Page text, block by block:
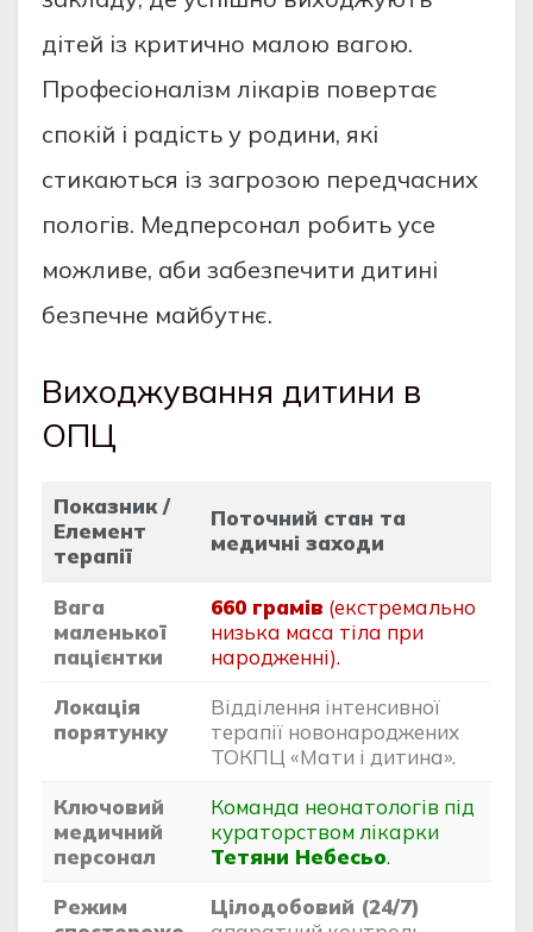
дітей із критично малою вагою.
Професіоналізм лікарів повертає
спокій і радість у родини, які
стикаються із загрозою передчасних
пологів. Медперсонал робить усе
можливе, аби забезпечити дитині
безпечне майбутнє.
Виходжування дитини в
ОПЦ
Показник /
Елемент
терапії
Поточний стан та
медичні заходи
Вага
маленької
пацієнтки
660 грамів (екстремально
низька маса тіла при
народженні).
Локація
порятунку
Відділення інтенсивної
терапії новонароджених
ТОКПЦ «Мати і дитина».
Ключовий
медичний
персонал
Команда неонатологів під
кураторством лікарки
Тетяни Небесьо.
Режим
Цілодобовий (24/7)